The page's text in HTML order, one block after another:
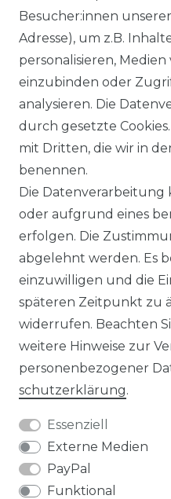
Unsere
Wir
Besucher:innen
Adresse), um z.B.
personalisieren,
einzubinden oder
analysieren. Die
durch gesetzte
mit Dritten, die wir in
benennen.
Die Datenverarbeitung
oder aufgrund eines
erfolgen. Die
abgelehnt werden. Es
einzuwilligen und die
späteren Zeitpunkt zu
widerrufen. Beachten
weitere Hinweise zur
personenbezogener
schutz­erklärung.
Essenziell
Externe Medien
PayPal
Funktional